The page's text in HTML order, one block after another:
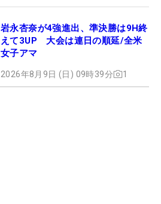
岩永杏奈が4強進出、準決勝は9H終
えて3UP 大会は連日の順延/全米
女子アマ
2026年8月9日 (日) 09時39分 1